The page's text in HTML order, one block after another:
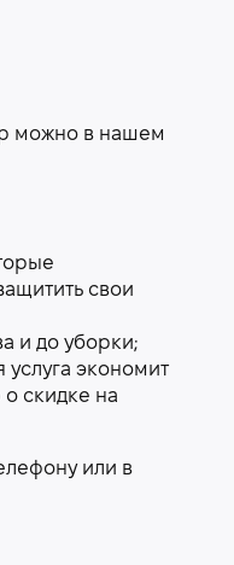
можно в нашем
свои
и до уборки;
услуга экономит
скидке на
или в